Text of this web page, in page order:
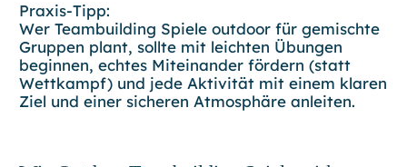
Praxis-Tipp:
Wer Teambuilding Spiele outdoor für gemischte
Gruppen plant, sollte mit leichten Übungen
beginnen, echtes Miteinander fördern (statt
Wettkampf) und jede Aktivität mit einem klaren
Ziel und einer sicheren Atmosphäre anleiten.